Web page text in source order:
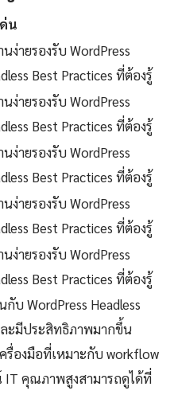
น
นง่ายรองรับ WordPress
Best Practices ที่ต้องรู้
นง่ายรองรับ WordPress
Best Practices ที่ต้องรู้
นง่ายรองรับ WordPress
Best Practices ที่ต้องรู้
นง่ายรองรับ WordPress
Best Practices ที่ต้องรู้
นง่ายรองรับ WordPress
Best Practices ที่ต้องรู้
บ WordPress Headless
ะมีประสิทธิภาพมากขึ้น
รื่องมือที่เหมาะกับ workflow
คุณภาพสูงสามารถดูได้ที่